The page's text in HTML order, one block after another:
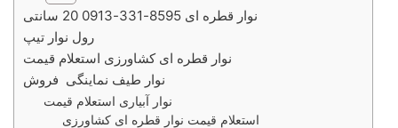
نوار قطره ای 8595-331-0913 20 سانتی
رول نوار تیپ
نوار قطره ای کشاورزی استعلام قیمت
نوار طیف نماینگی فروش
نوار آبیاری استعلام قیمت
استعلام قیمت نوار قطره ای کشاورزی